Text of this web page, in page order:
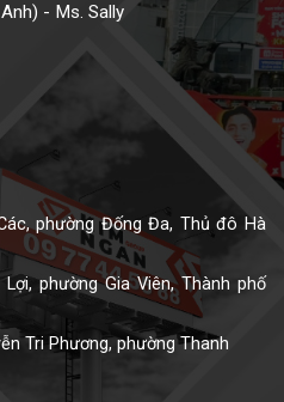
- Ms. Sally
phường Đống Đa, Thủ đô Hà
Lợi, phường Gia Viên, Thành phố
Tri Phương, phường Thanh